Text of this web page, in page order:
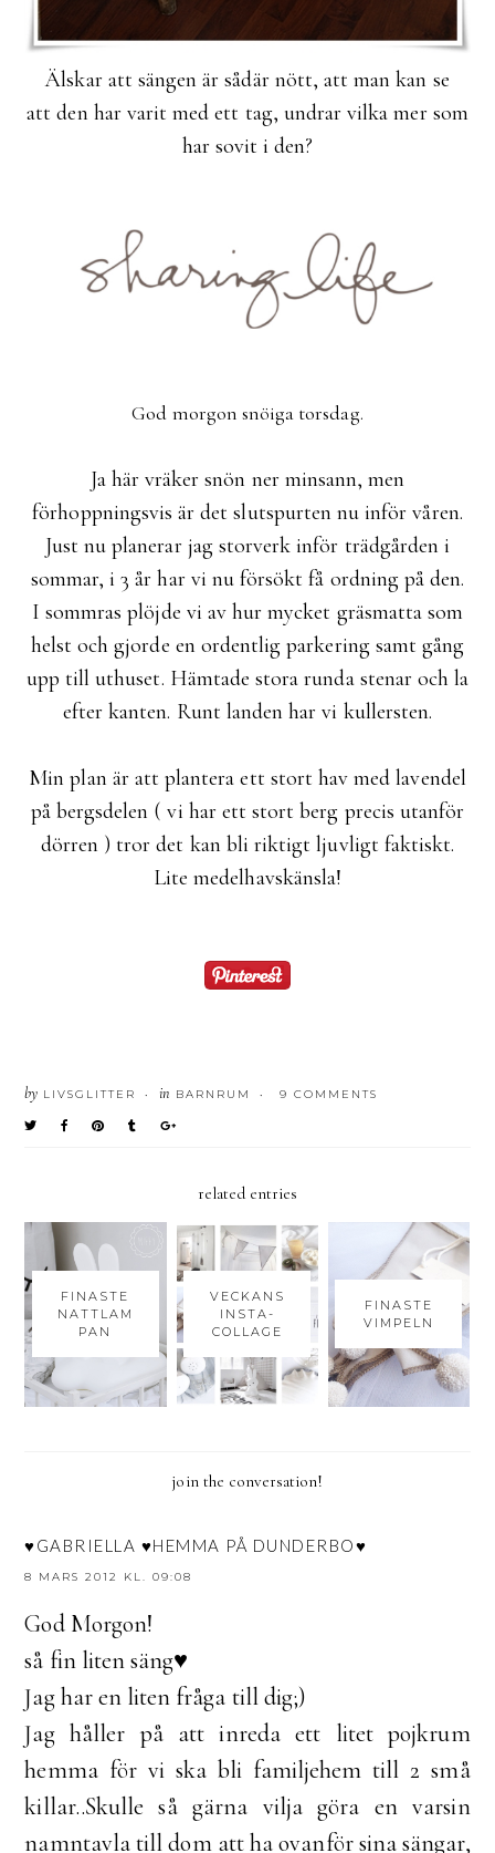
Älskar att sängen är sådär nött, att man kan se
att den har varit med ett tag, undrar vilka mer som
har sovit i den?
God morgon snöiga torsdag.
Ja här vräker snön ner minsann, men
förhoppningsvis är det slutspurten nu inför våren.
Just nu planerar jag storverk inför trädgården i
sommar, i 3 år har vi nu försökt få ordning på den.
I sommras plöjde vi av hur mycket gräsmatta som
helst och gjorde en ordentlig parkering samt gång
upp till uthuset. Hämtade stora runda stenar och la
efter kanten. Runt landen har vi kullersten.
Min plan är att plantera ett stort hav med lavendel
på bergsdelen ( vi har ett stort berg precis utanför
dörren ) tror det kan bli riktigt ljuvligt faktiskt.
Lite medelhavskänsla!
by LIVSGLITTER • in BARNRUM • 9 COMMENTS
related entries
FINASTE
NATTLAM
PAN
VECKANS
INSTA-
COLLAGE
FINASTE
VIMPELN
join the conversation!
♥GABRIELLA ♥HEMMA PÅ DUNDERBO♥
8 MARS 2012 KL. 09:08
God Morgon!
så fin liten säng♥
Jag har en liten fråga till dig;)
Jag håller på att inreda ett litet pojkrum
hemma för vi ska bli familjehem till 2 små
killar..Skulle så gärna vilja göra en varsin
namntavla till dom att ha ovanför sina sängar,